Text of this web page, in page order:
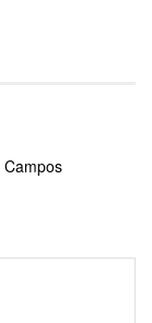
Campos